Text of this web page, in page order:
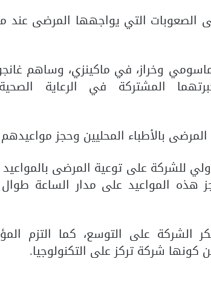
التي يواجهها المرضى عند
وخراز، في ماكينزي، وساهم
المشتركة في الرعاية الصحية
بالأطباء المحليين وحجز
للشركة على توعية المرضى بالمواعيد
المواعيد على مدار الساعة طوال
الشركة على التوسع، كما التزم
كونها شركة تركز على التكنولوجيا.